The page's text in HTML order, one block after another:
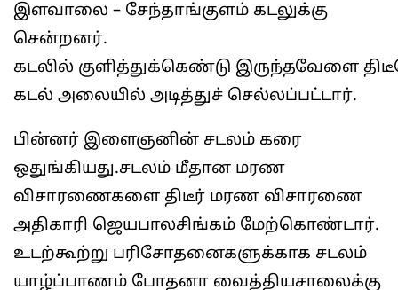
இளவாலை – சேந்தாங்குளம் கடலுக்கு
சென்றனர்.
கடலில் குளித்துக்கெண்டு இருந்தவேளை
கடல் அலையில் அடித்துச் செல்லப்பட்டார்.
பின்னர் இளைஞனின் சடலம் கரை
ஒதுங்கியது.சடலம் மீதான மரண
விசாரணைகளை திடீர் மரண விசாரணை
அதிகாரி ஜெயபாலசிங்கம் மேற்கொண்டார்.
உடற்கூற்று பரிசோதனைகளுக்காக சடலம்
யாழ்ப்பாணம் போதனா வைத்தியசாலைக்கு